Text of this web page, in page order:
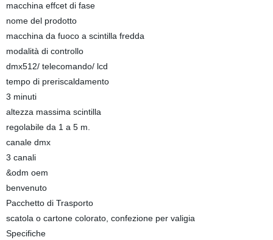
macchina effcet di fase
nome del prodotto
macchina da fuoco a scintilla fredda
modalità di controllo
dmx512/ telecomando/ lcd
tempo di preriscaldamento
3 minuti
altezza massima scintilla
regolabile da 1 a 5 m.
canale dmx
3 canali
&odm oem
benvenuto
Pacchetto di Trasporto
scatola o cartone colorato, confezione per valigia
Specifiche